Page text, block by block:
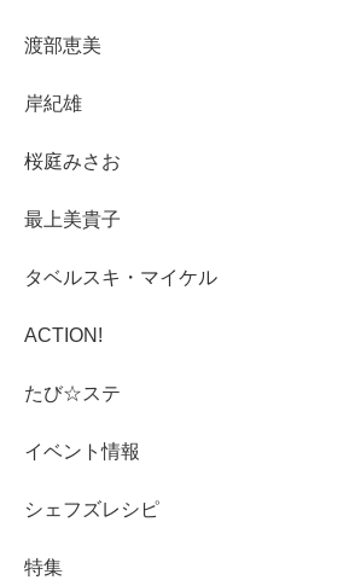
渡部恵美
岸紀雄
桜庭みさお
最上美貴子
タベルスキ・マイケル
ACTION!
たび☆ステ
イベント情報
シェフズレシピ
特集